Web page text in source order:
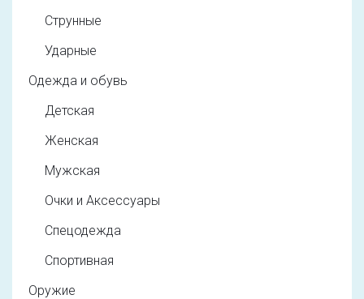
Струнные
Ударные
Одежда и обувь
Детская
Женская
Мужская
Очки и Аксессуары
Спецодежда
Спортивная
Оружие